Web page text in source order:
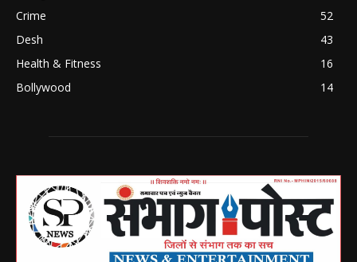
Crime
52
Desh
43
Health & Fitness
16
Bollywood
14